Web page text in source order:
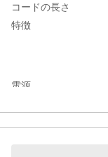
コードの長さ
特徴
電源